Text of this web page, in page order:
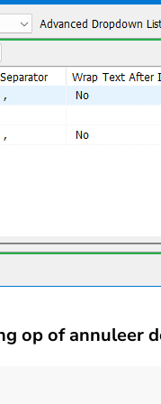
op of annuleer